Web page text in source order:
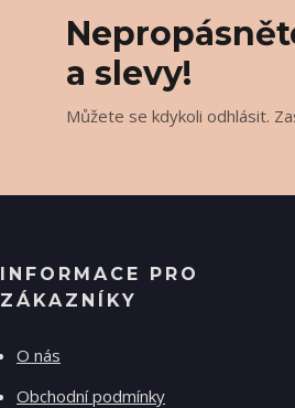
a slevy!
Můžete se kdykoli odhlásit.
INFORMACE PRO
ZÁKAZNÍKY
O nás
Obchodní podmínky